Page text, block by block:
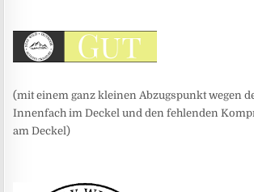
(mit einem ganz kleinen Abzugspunkt wegen
Innenfach im Deckel und den fehlenden
am Deckel)